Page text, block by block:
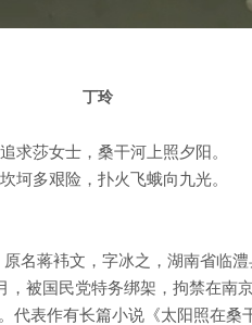
丁玲
求莎女士，桑干河上照夕阳。
坷多艰险，扑火飞蛾向九光。
名蒋袆文，字冰之，湖南省临澧
，被国民党特务绑架，拘禁在南
代表作有长篇小说《太阳照在桑